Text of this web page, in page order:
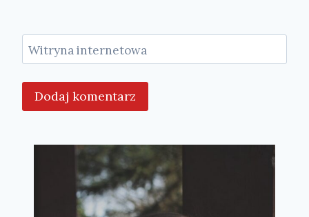
Witryna internetowa